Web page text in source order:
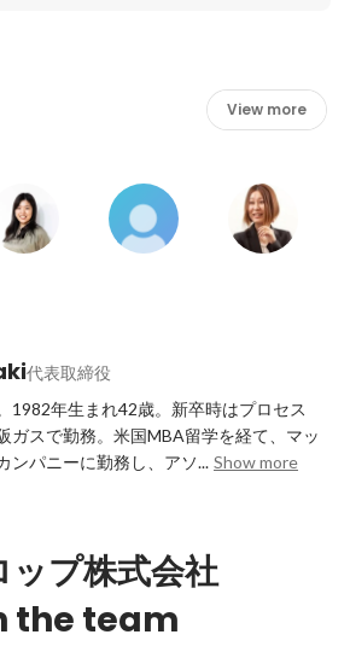
View more
代表取締役
1982年生まれ42歳。新卒時はプロセス
ガスで勤務。米国MBA留学を経て、マッ
ンパニーに勤務し、アソ... Show more
プ株式会社
the team